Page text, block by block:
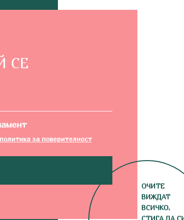
СЕ
за поверителност
ОЧИТЕ
ВИЖДАТ
ВСИЧКО,
СТИГА ДА